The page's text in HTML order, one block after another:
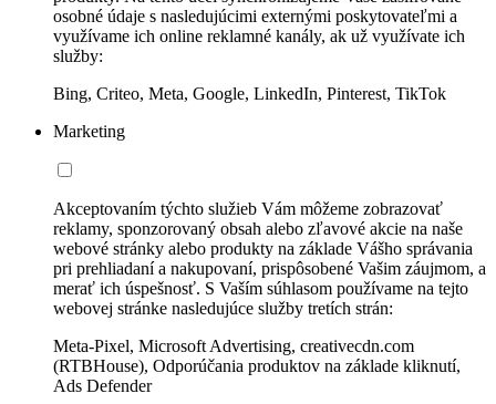
osobné údaje s nasledujúcimi externými poskytovateľmi a
využívame ich online reklamné kanály, ak už využívate ich
služby:
Bing, Criteo, Meta, Google, LinkedIn, Pinterest, TikTok
Marketing
Akceptovaním týchto služieb Vám môžeme zobrazovať
reklamy, sponzorovaný obsah alebo zľavové akcie na naše
webové stránky alebo produkty na základe Vášho správania
pri prehliadaní a nakupovaní, prispôsobené Vašim záujmom, a
merať ich úspešnosť. S Vaším súhlasom používame na tejto
webovej stránke nasledujúce služby tretích strán:
Meta-Pixel, Microsoft Advertising, creativecdn.com
(RTBHouse), Odporúčania produktov na základe kliknutí,
Ads Defender